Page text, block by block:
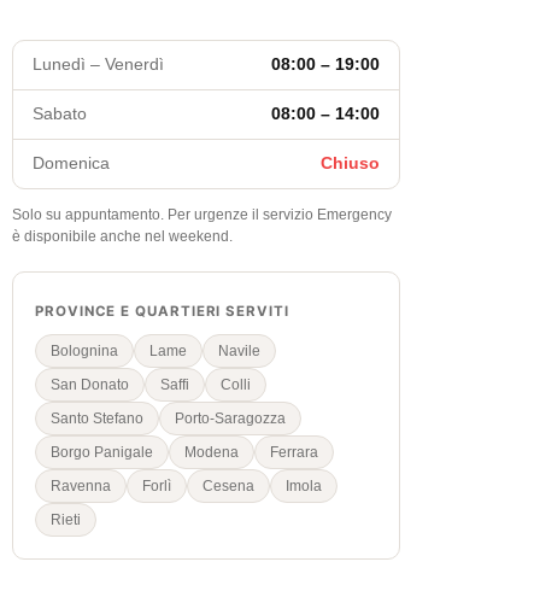
Lunedì – Venerdì 08:00 – 19:00
Sabato 08:00 – 14:00
Domenica Chiuso
Solo su appuntamento. Per urgenze il servizio Emergency
è disponibile anche nel weekend.
PROVINCE E QUARTIERI SERVITI
Bolognina Lame
Navile
San Donato
Saffi
Colli
Santo Stefano
Porto-Saragozza
Borgo Panigale
Modena
Ferrara
Ravenna
Forlì Cesena
Imola
Rieti